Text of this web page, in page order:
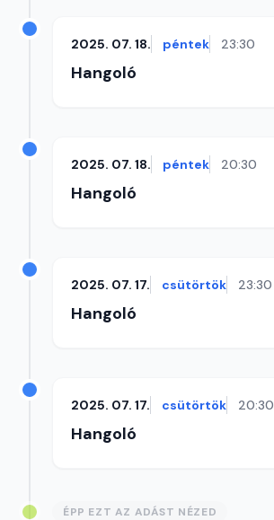
2025. 07. 18. péntek 23:30
Hangoló
2025. 07. 18. péntek 20:30
Hangoló
2025. 07. 17. csütörtök 23:30
Hangoló
2025. 07. 17. csütörtök 20:30
Hangoló
ÉPP EZT AZ ADÁST NÉZED